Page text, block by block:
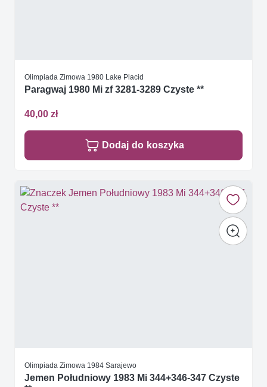
Olimpiada Zimowa 1980 Lake Placid
Paragwaj 1980 Mi zf 3281-3289 Czyste **
40,00 zł
Dodaj do koszyka
Olimpiada Zimowa 1984 Sarajewo
Jemen Południowy 1983 Mi 344+346-347 Czyste